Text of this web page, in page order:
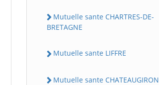
Mutuelle sante CHARTRES-DE-
BRETAGNE
Mutuelle sante LIFFRE
Mutuelle sante CHATEAUGIRON